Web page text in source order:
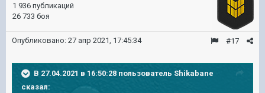
1 936 публикаций
26 733 боя
#17
Опубликовано: 27 апр 2021, 17:45:34
В 27.04.2021 в 16:50:28 пользователь Shikabane
сказал: